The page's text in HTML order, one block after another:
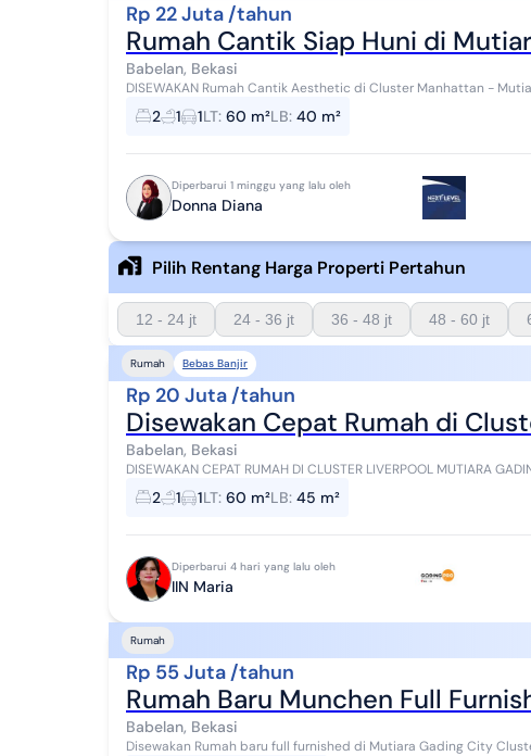
Rp 22 Juta /tahun
Rumah Cantik Siap Huni di
Babelan, Bekasi
DISEWAKAN Rumah Cantik Aesthetic di Cluster Manhattan -
2 1 1LT: 60 m²LB: 40 m²
Diperbarui 1 minggu yang lalu oleh
Donna Diana
Pilih Rentang Harga Properti Pertahun
12 - 24 jt 24 - 36 jt 36 - 48 jt 48 - 60 jt
Rumah Bebas Banjir
Rp 20 Juta /tahun
Disewakan Cepat Rumah di
Babelan, Bekasi
DISEWAKAN CEPAT RUMAH DI CLUSTER LIVERPOOL MUTIARA GADING CITY BABELAN BEKASI Luas
Luas Bangunan 45 m² Kamar Tidur 2 Kamar Mandi 1 ...
2 1 1LT: 60 m²LB: 45 m²
Diperbarui 4 hari yang lalu oleh
IIN Maria
Rumah
Rp 55 Juta /tahun
Rumah Baru Munchen Full
Babelan, Bekasi
Disewakan Rumah baru full furnished di Mutiara Gading City Cluster Munchen,